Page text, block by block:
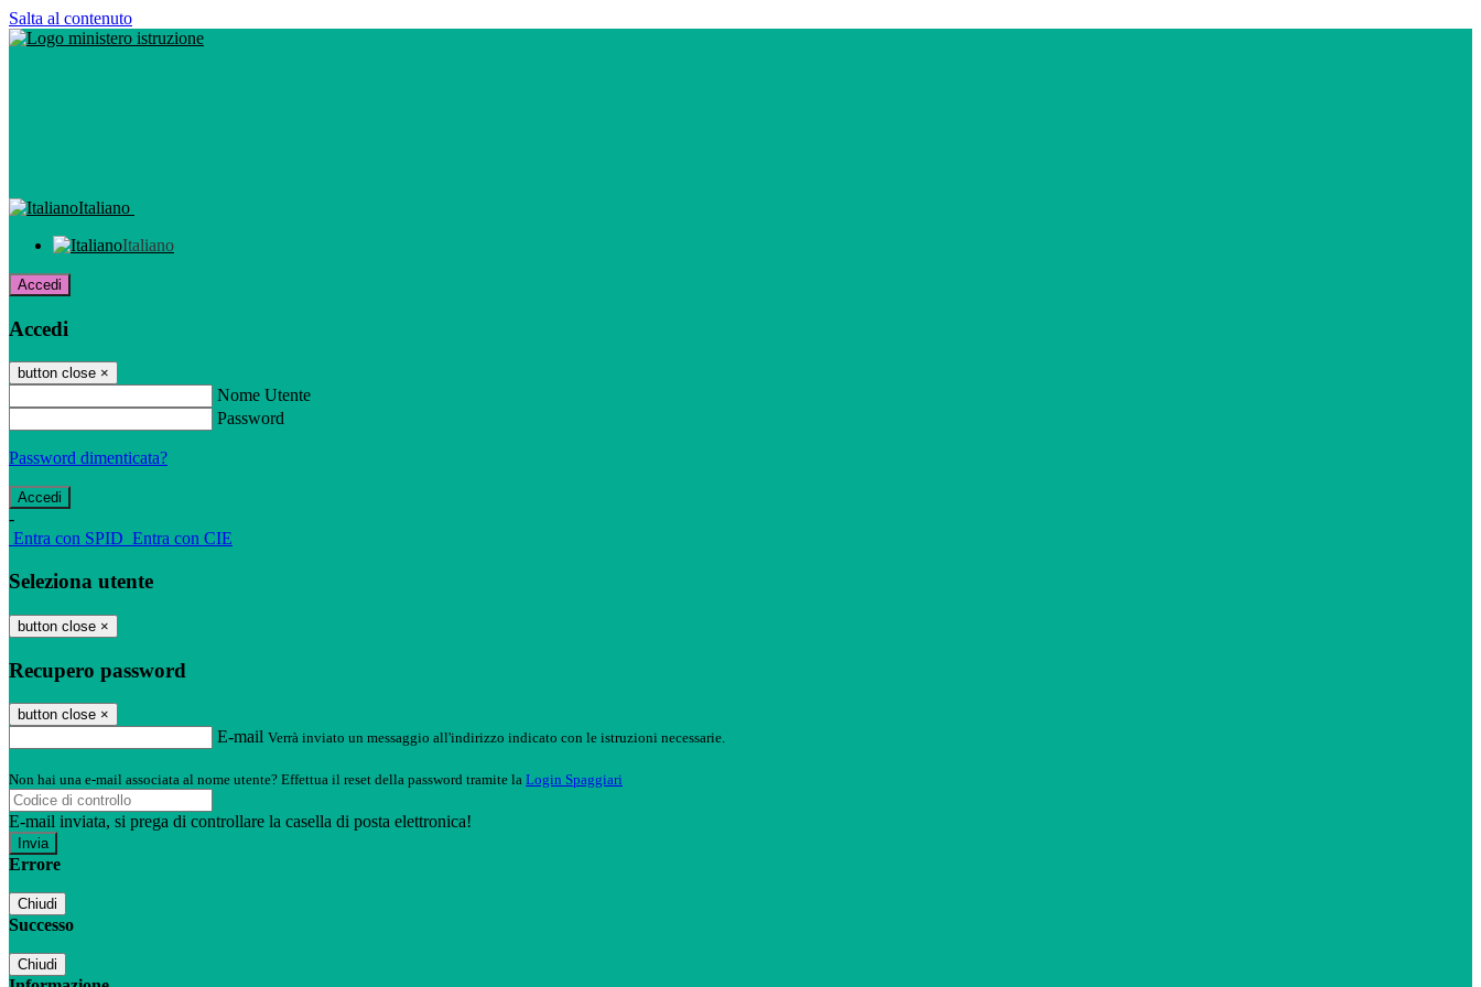
Salta al contenuto
Italiano
Italiano
Accedi
Accedi
button close ×
Nome Utente
Password
Password dimenticata?
-
Entra con SPID Entra con CIE
Seleziona utente
button close ×
Recupero password
button close ×
E-mail Verrà inviato un messaggio all'indirizzo indicato con le istruzioni necessarie.
Non hai una e-mail associata al nome utente? Effettua il reset della password tramite la Login Spaggiari
E-mail inviata, si prega di controllare la casella di posta elettronica!
Errore
Chiudi
Successo
Chiudi